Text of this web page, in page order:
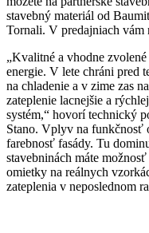
stavebný materiál od
Tornali. V predajniach vám
„Kvalitné a vhodne
energie. V lete chráni pred
na chladenie a v zime zas
zateplenie lacnejšie a
systém,“ hovorí technický
Stano. Vplyv na funkčnosť
farebnosť fasády. Tu
stavebninách máte
omietky na reálnych
zateplenia v neposlednom